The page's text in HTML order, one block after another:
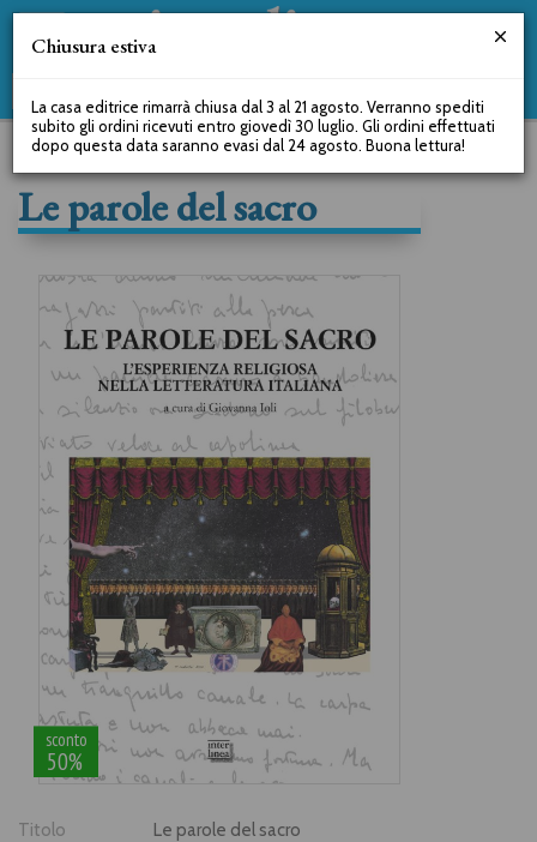
Le parole del sacro
sconto
50%
Titolo
Le parole del sacro
Chiusura estiva
La casa editrice rimarrà chiusa dal 3 al 21 agosto. Verranno spediti
subito gli ordini ricevuti entro giovedì 30 luglio. Gli ordini effettuati
dopo questa data saranno evasi dal 24 agosto. Buona lettura!